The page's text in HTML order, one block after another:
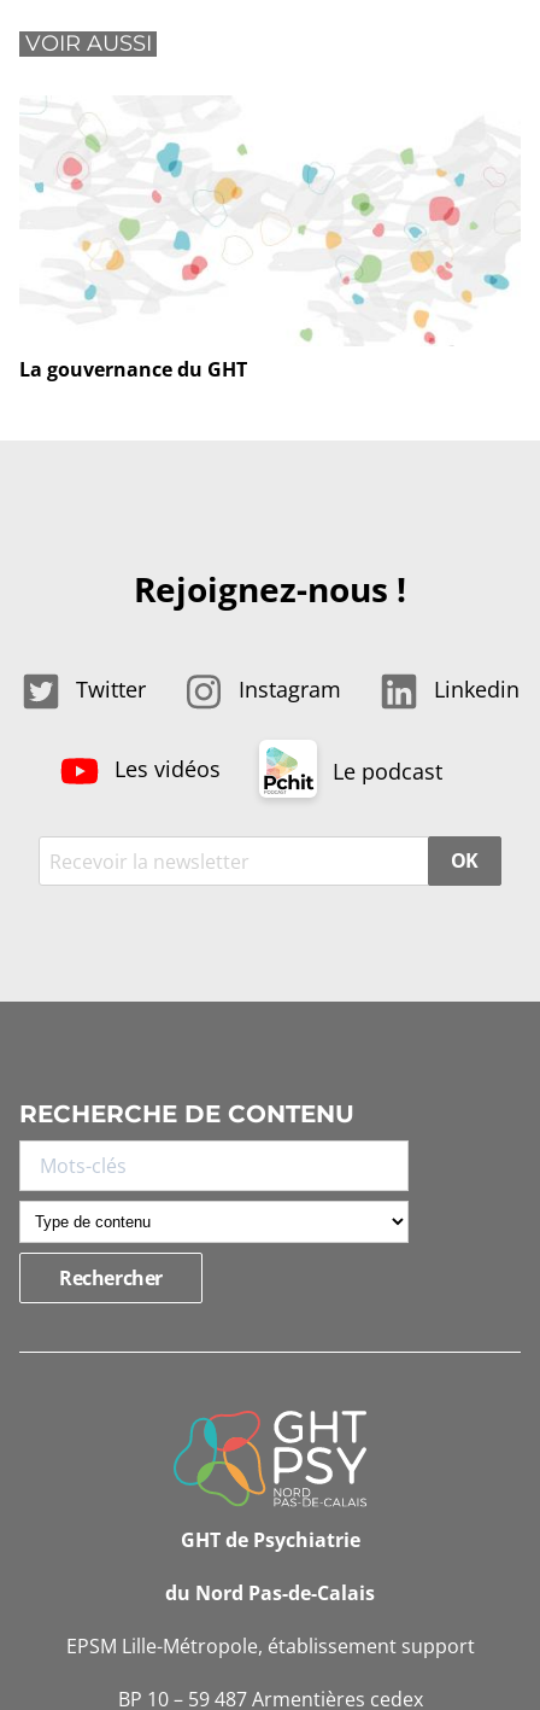
VOIR AUSSI
La gouvernance du GHT
Rejoignez-nous !
Twitter Instagram Linkedin
Les vidéos Le podcast
OK
RECHERCHE DE CONTENU
INFORMATIONS
GHT de Psychiatrie
du Nord Pas-de-Calais
EPSM Lille-Métropole, établissement support
BP 10 – 59 487 Armentières cedex